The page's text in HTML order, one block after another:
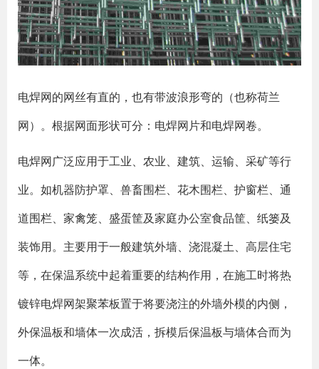
电焊网的网丝有直的，也有带波浪形弯的（也称荷兰
网）。根据网面形状可分：电焊网片和电焊网卷。
电焊网广泛应用于工业、农业、建筑、运输、采矿等行
业。如机器防护罩、兽畜围栏、花木围栏、护窗栏、通
道围栏、家禽笼、盛蛋筐及家庭办公室食品筐、纸篓及
装饰用。主要用于一般建筑外墙、浇混凝土、高层住宅
等，在保温系统中起着重要的结构作用，在施工时将热
镀锌电焊网架聚苯板置于将要浇注的外墙外模的内侧，
外保温板和墙体一次成活，拆模后保温板与墙体合而为
一体。